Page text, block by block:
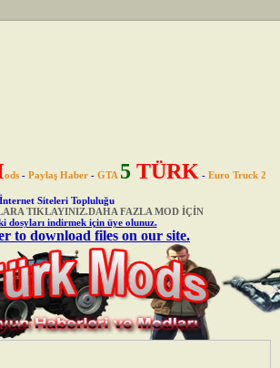
ods - Paylaş Haber - GTA 5 TÜRK - Euro Truck 2
İnternet Siteleri Topluluğu
TIKLAYINIZ.DAHA FAZLA MOD İÇİN
dosyları indirmek için üye olunuz.
to download files on our site.